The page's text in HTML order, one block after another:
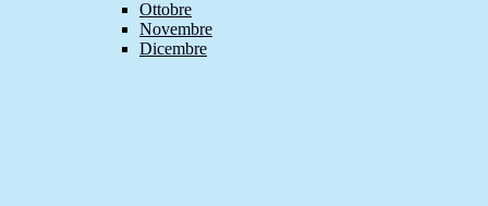
Ottobre
Novembre
Dicembre